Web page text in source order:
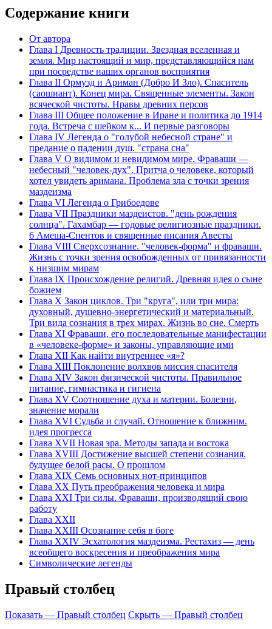
Содержание книги
От автора
Глава I Древность традиции. Звездная вселенная и
земля. Мир настоящий и мир, представляющийся нам
при посредстве наших органов восприятия
Глава II Ормузд и Ариман (Добро И Зло). Спаситель
(саошиант). Конец мира. Священные элементы. Закон
всяческой чистоты. Нравы древних персов
Глава III Общее положение в Иране и политика до 1914
года. Встреча с шейком к... И первые разговоры
Глава IV Легенда о "голубой небесной стране" и
предание о падении душ. "страна сна"
Глава V О видимом и невидимом мире. Фраваши —
небесный "человек-дух". Притча о человеке, который
хотел увидеть аримана. Проблема зла с точки зрения
маздеизма
Глава VI Легенда о Грибоедове
Глава VII Праздники маздеистов. "день рождения
солнца". Гахамбар — годовые религиозные праздники.
6 Амеша-Спентов и священные писания Авесты
Глава VIII Сверхсознание. "человек-форма" и фраваши.
Жизнь с точки зрения освобожденных от привязанности
к низшим мирам
Глава IX Происхождение религий. Древняя идея о сыне
божием
Глава Х Закон циклов. Три "круга", или три мира:
духовный, душевно-энергетический и материальный.
Три вида сознания в трех мирах. Жизнь во сне. Смерть
Глава XI Фраваши, его последовательные манифестации
в «человеке-форме» и законы, управляющие ими
Глава ХII Как найти внутреннее «я»?
Глава XIII Поклонение волхвов миссия спасителя
Глава XIV Закон физической чистоты. Правильное
питание, гимнастика и гигиена
Глава XV Соотношение духа и материи. Болезни,
значение морали
Глава XVI Судьба и случай. Отношение к ближним.
идея прогресса
Глава XVII Новая эра. Методы запада и востока
Глава XVIII Достижение высшей степени сознания.
будущее белой расы. О прошлом
Глава XIX Семь основных нот-принципов
Глава XX Путь преображения человека и мира
Глава XXI Три силы. Фраваши, производящий свою
работу
Глава XXII
Глава ХХIII Осознание себя в боге
Глава XXIV Эсхатология маздеизма. Рестахиз — день
всеобщего воскресения и преображения мира
Символические легенды
Правый столбец
Показать — Правый столбец Скрыть — Правый столбец